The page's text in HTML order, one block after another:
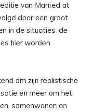
van Married at
door een groot
in de situaties, de
hier worden
om zijn realistische
en meer om het
samenwonen en